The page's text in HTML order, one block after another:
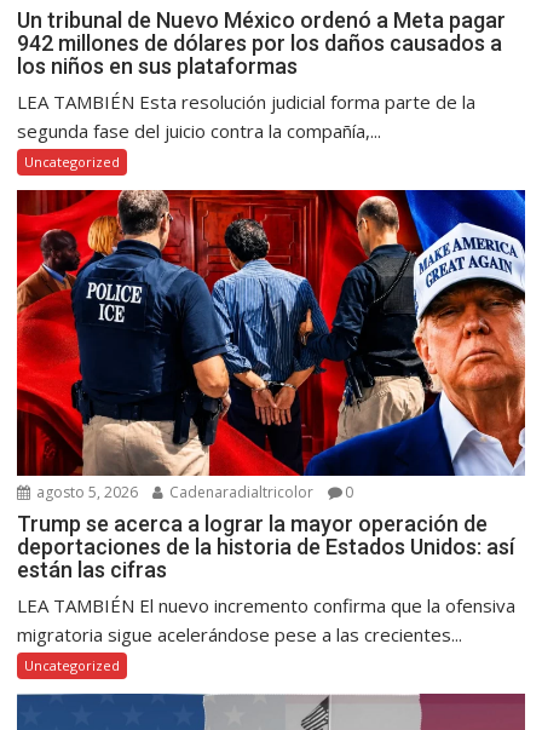
Un tribunal de Nuevo México ordenó a Meta pagar
942 millones de dólares por los daños causados a
los niños en sus plataformas
LEA TAMBIÉN Esta resolución judicial forma parte de la
segunda fase del juicio contra la compañía,...
Uncategorized
agosto 5, 2026 Cadenaradialtricolor 0
Trump se acerca a lograr la mayor operación de
deportaciones de la historia de Estados Unidos: así
están las cifras
LEA TAMBIÉN El nuevo incremento confirma que la ofensiva
migratoria sigue acelerándose pese a las crecientes...
Uncategorized